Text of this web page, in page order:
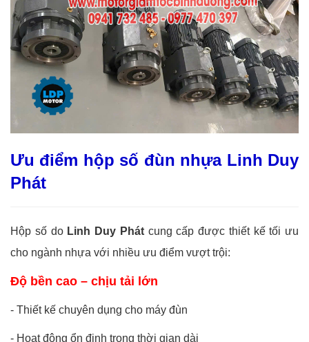
Ưu điểm hộp số đùn nhựa Linh Duy
Phát
Hộp số do Linh Duy Phátcung cấp được thiết kế tối ưu
cho ngành nhựa với nhiều ưu điểm vượt trội:
Độ bền cao – chịu tải lớn
- Thiết kế chuyên dụng cho máy đùn
- Hoạt động ổn định trong thời gian dài